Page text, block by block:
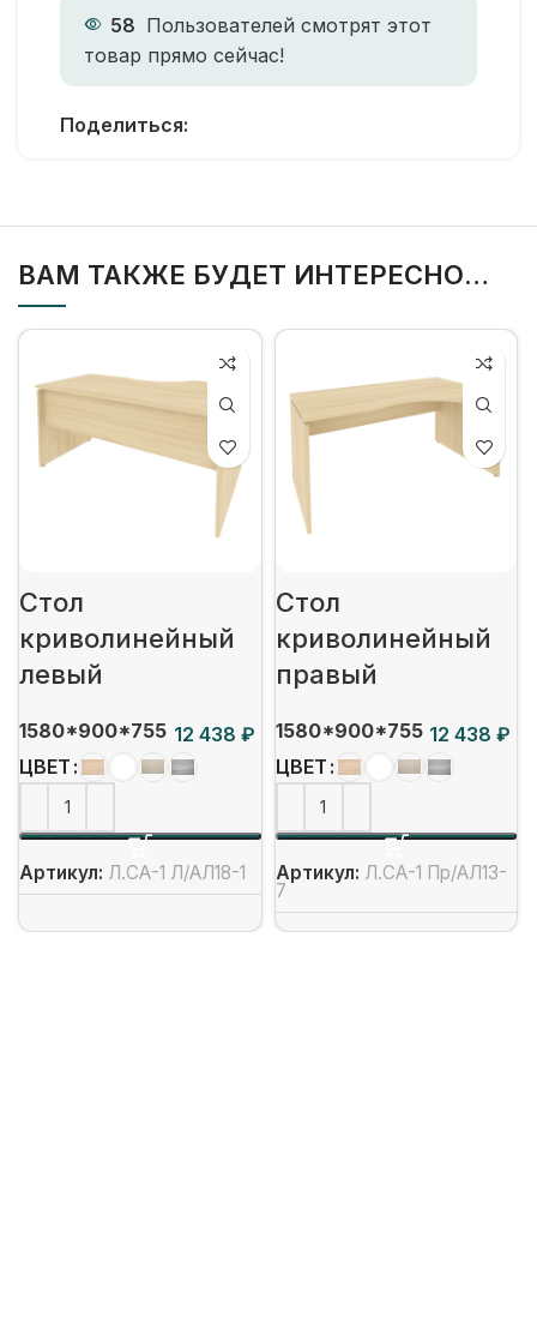
58 Пользователей смотрят этот
товар прямо сейчас!
Поделиться:
ВАМ ТАКЖЕ БУДЕТ ИНТЕРЕСНО…
Стол
криволинейный
левый
1580*900*755
₽
ЦВЕТ
Артикул: Л.СА-1 Л/АЛ18-1
Стол
криволинейный
правый
1580*900*755
₽
ЦВЕТ
Артикул: Л.СА-1 Пр/АЛ13-
7